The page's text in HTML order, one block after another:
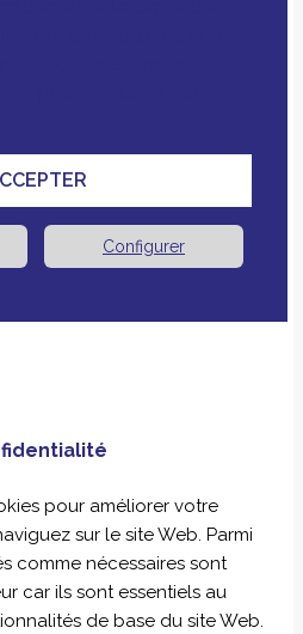
Configurer
pour améliorer votre
sur le site Web. Parmi
comme nécessaires sont
car ils sont essentiels au
de base du site Web.